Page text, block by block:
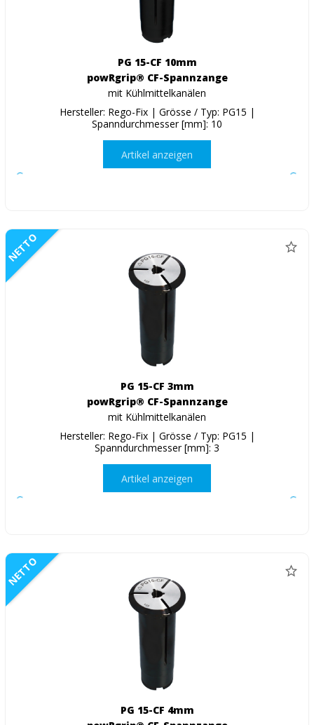
PG 15-CF 10mm
powRgrip® CF-Spannzange
mit Kühlmittelkanälen
Hersteller: Rego-Fix | Grösse / Typ: PG15 |
Spanndurchmesser [mm]: 10
Artikel anzeigen
NETTO
PG 15-CF 3mm
powRgrip® CF-Spannzange
mit Kühlmittelkanälen
Hersteller: Rego-Fix | Grösse / Typ: PG15 |
Spanndurchmesser [mm]: 3
Artikel anzeigen
NETTO
PG 15-CF 4mm